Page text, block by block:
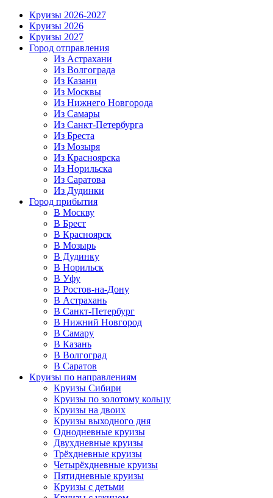
Круизы 2026-2027
Круизы 2026
Круизы 2027
Город отправления
Из Астрахани
Из Волгограда
Из Казани
Из Москвы
Из Нижнего Новгорода
Из Самары
Из Санкт-Петербурга
Из Бреста
Из Мозыря
Из Красноярска
Из Норильска
Из Саратова
Из Дудинки
Город прибытия
В Москву
В Брест
В Красноярск
В Мозырь
В Дудинку
В Норильск
В Уфу
В Ростов-на-Дону
В Астрахань
В Санкт-Петербург
В Нижний Новгород
В Самару
В Казань
В Волгоград
В Саратов
Круизы по направлениям
Круизы Сибири
Круизы по золотому кольцу
Круизы на двоих
Круизы выходного дня
Однодневные круизы
Двухдневные круизы
Трёхдневные круизы
Четырёхдневные круизы
Пятидневные круизы
Круизы с детьми